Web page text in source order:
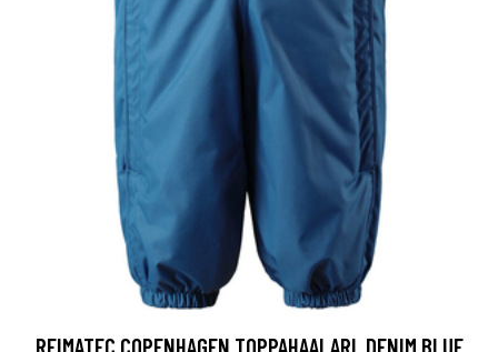
REIMATEC COPENHAGEN TOPPAHAALARI, DENIM BLUE